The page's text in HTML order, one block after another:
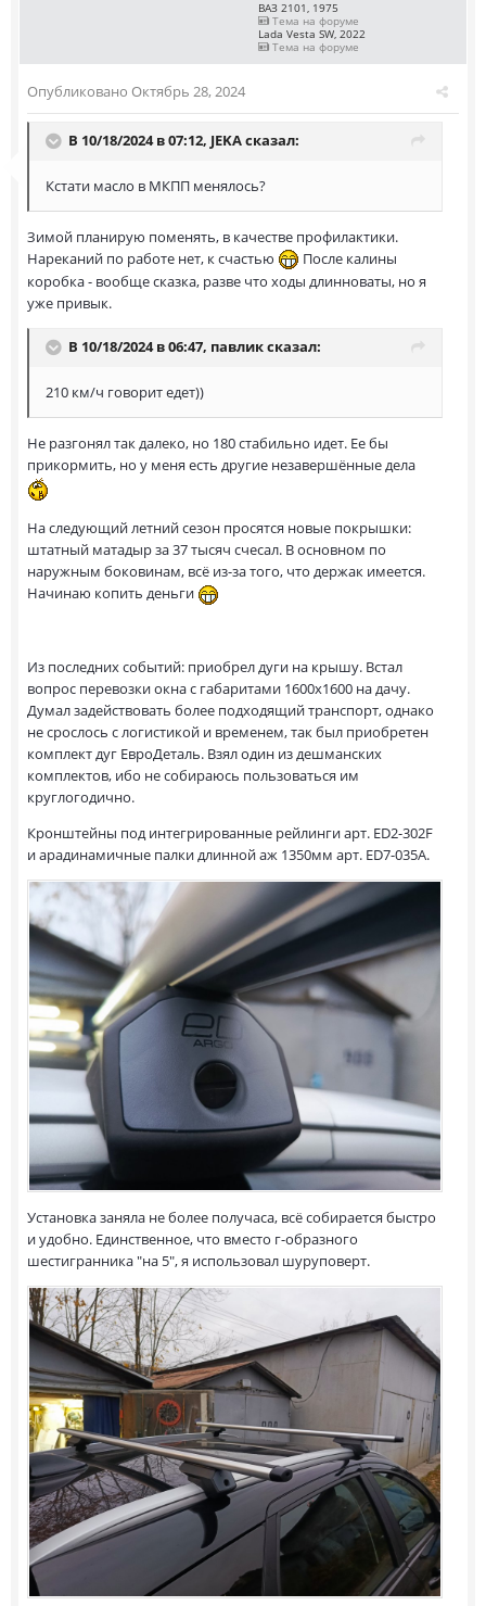
ВАЗ 2101, 1975
Тема на форуме
Lada Vesta SW, 2022
Тема на форуме
Опубликовано Октябрь 28, 2024
В 10/18/2024 в 07:12, JEKAсказал:
Кстати масло в МКПП менялось?
Зимой планирую поменять, в качестве профилактики.
Нареканий по работе нет, к счастью
После калины
коробка - вообще сказка, разве что ходы длинноваты, но я
уже привык.
В 10/18/2024 в 06:47, павликсказал:
210 км/ч говорит едет))
Не разгонял так далеко, но 180 стабильно идет. Ее бы
прикормить, но у меня есть другие незавершённые дела
На следующий летний сезон просятся новые покрышки:
штатный матадыр за 37 тысяч счесал. В основном по
наружным боковинам, всё из-за того, что держак имеется.
Начинаю копить деньги
Из последних событий: приобрел дуги на крышу. Встал
вопрос перевозки окна с габаритами 1600х1600 на дачу.
Думал задействовать более подходящий транспорт, однако
не срослось с логистикой и временем, так был приобретен
комплект дуг ЕвроДеталь. Взял один из дешманских
комплектов, ибо не собираюсь пользоваться им
круглогодично.
Кронштейны под интегрированные рейлинги арт. ED2-302F
и арадинамичные палки длинной аж 1350мм арт. ED7-035A.
Установка заняла не более получаса, всё собирается быстро
и удобно. Единственное, что вместо г-образного
шестигранника "на 5", я использовал шуруповерт.